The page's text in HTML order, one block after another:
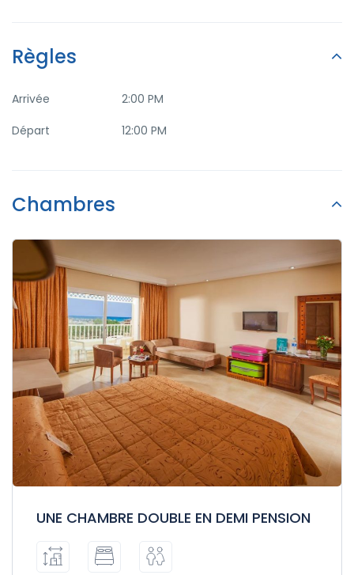
Règles
Arrivée
2:00 PM
Départ
12:00 PM
Chambres
UNE CHAMBRE DOUBLE EN DEMI PENSION